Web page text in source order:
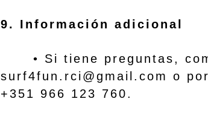
9. Información adicional
• Si tiene preguntas,
surf4fun.rci@gmail.com o
+351 966 123 760.